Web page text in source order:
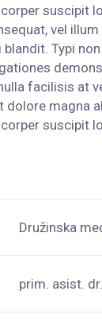
suscipit
vel
Typi
facilisis at
dolore magna
suscipit
Družinska
prim. asist.